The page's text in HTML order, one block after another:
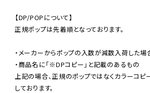
【DP/POPについて】
正規ポップは先着順となっております。
・メーカーからポップの入数が減数入荷した場
・商品名に「※DPコピー」と記載のあるもの
上記の場合、正規のポップではなくカラーコピ
しております。